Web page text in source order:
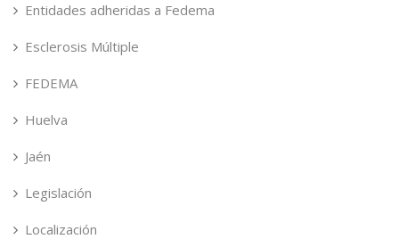
Entidades adheridas a Fedema
Esclerosis Múltiple
FEDEMA
Huelva
Jaén
Legislación
Localización